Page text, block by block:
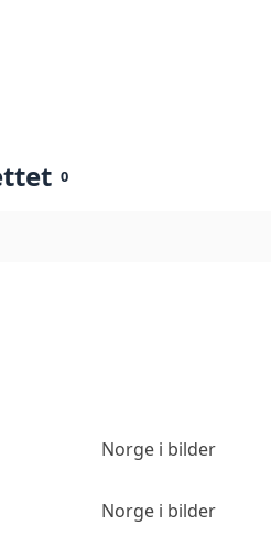
0
Norge i bilder
Norge i bilder